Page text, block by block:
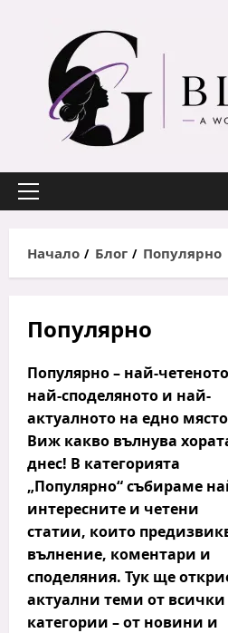
content
Primary
Начало
Блог Популярно
Популярно
Популярно – най-
най-споделяното и най-
актуалното на едно място
Виж какво вълнува
днес! В категорията
„Популярно“ събираме
интересните и четени
статии, които
вълнение, коментари и
споделяния. Тук ще
актуални теми от всички
категории – от новини и